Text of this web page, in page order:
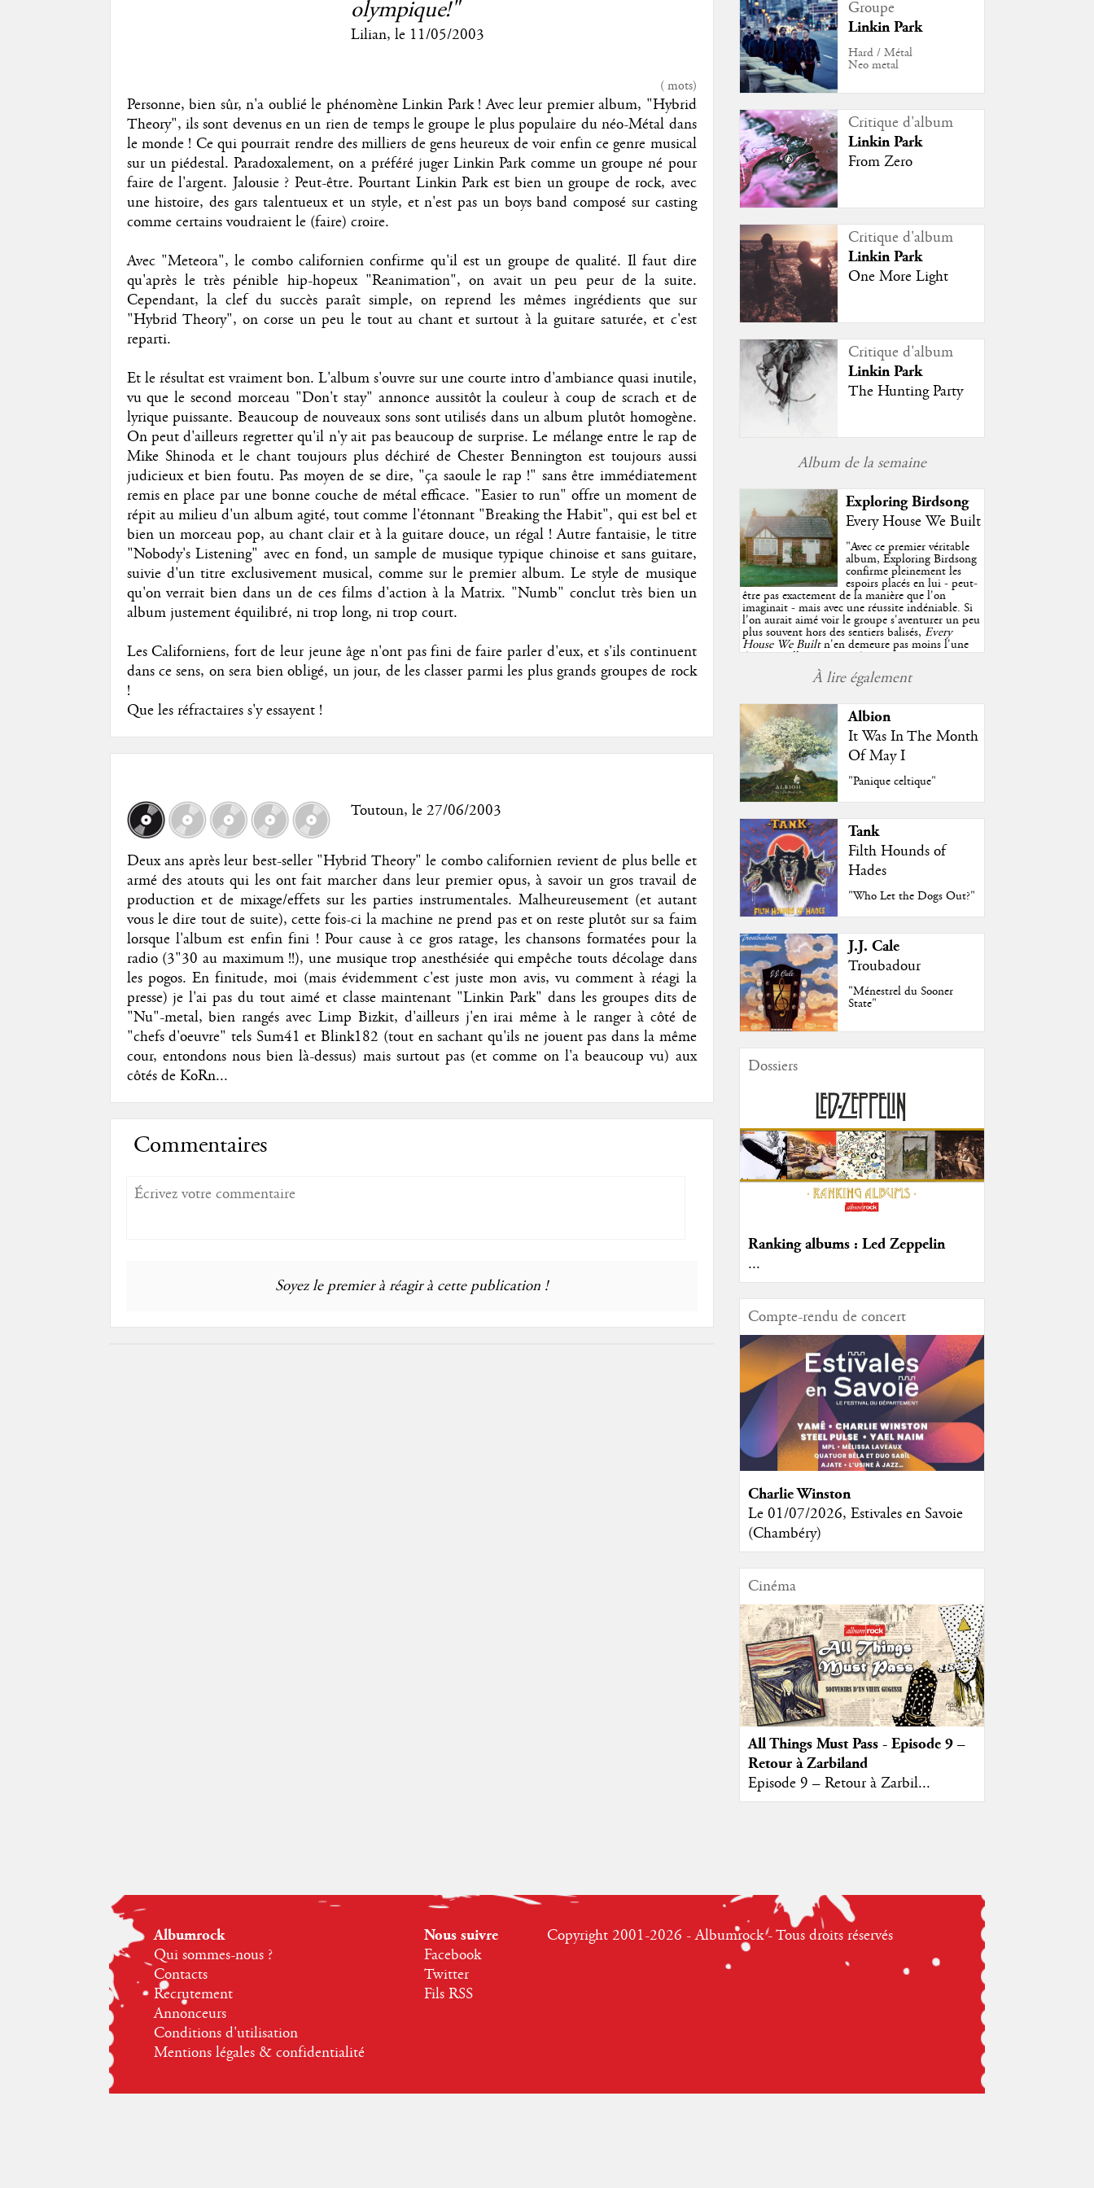
olympique!"
Lilian, le 11/05/2003
(mots)
Personne, bien sûr, n'a oublié le phénomène Linkin Park ! Avec leur premier album, "Hybrid
Theory", ils sont devenus en un rien de temps le groupe le plus populaire du néo-Métal dans
le monde ! Ce qui pourrait rendre des milliers de gens heureux de voir enfin ce genre musical
sur un piédestal. Paradoxalement, on a préféré juger Linkin Park comme un groupe né pour
faire de l'argent. Jalousie ? Peut-être. Pourtant Linkin Park est bien un groupe de rock, avec
une histoire, des gars talentueux et un style, et n'est pas un boys band composé sur casting
comme certains voudraient le (faire) croire.
Avec "Meteora", le combo californien confirme qu'il est un groupe de qualité. Il faut dire
qu'après le très pénible hip-hopeux "Reanimation", on avait un peu peur de la suite.
Cependant, la clef du succès paraît simple, on reprend les mêmes ingrédients que sur
"Hybrid Theory", on corse un peu le tout au chant et surtout à la guitare saturée, et c'est
reparti.
Et le résultat est vraiment bon. L'album s'ouvre sur une courte intro d'ambiance quasi inutile,
vu que le second morceau "Don't stay" annonce aussitôt la couleur à coup de scrach et de
lyrique puissante. Beaucoup de nouveaux sons sont utilisés dans un album plutôt homogène.
On peut d'ailleurs regretter qu'il n'y ait pas beaucoup de surprise. Le mélange entre le rap de
Mike Shinoda et le chant toujours plus déchiré de Chester Bennington est toujours aussi
judicieux et bien foutu. Pas moyen de se dire, "ça saoule le rap !" sans être immédiatement
remis en place par une bonne couche de métal efficace. "Easier to run" offre un moment de
répit au milieu d'un album agité, tout comme l'étonnant "Breaking the Habit", qui est bel et
bien un morceau pop, au chant clair et à la guitare douce, un régal ! Autre fantaisie, le titre
"Nobody's Listening" avec en fond, un sample de musique typique chinoise et sans guitare,
suivie d'un titre exclusivement musical, comme sur le premier album. Le style de musique
qu'on verrait bien dans un de ces films d'action à la Matrix. "Numb" conclut très bien un
album justement équilibré, ni trop long, ni trop court.
Les Californiens, fort de leur jeune âge n'ont pas fini de faire parler d'eux, et s'ils continuent
dans ce sens, on sera bien obligé, un jour, de les classer parmi les plus grands groupes de rock
!
Que les réfractaires s'y essayent !
Toutoun, le 27/06/2003
Deux ans après leur best-seller "Hybrid Theory" le combo californien revient de plus belle et
armé des atouts qui les ont fait marcher dans leur premier opus, à savoir un gros travail de
production et de mixage/effets sur les parties instrumentales. Malheureusement (et autant
vous le dire tout de suite), cette fois-ci la machine ne prend pas et on reste plutôt sur sa faim
lorsque l'album est enfin fini ! Pour cause à ce gros ratage, les chansons formatées pour la
radio (3"30 au maximum !!), une musique trop anesthésiée qui empêche touts décolage dans
les pogos. En finitude, moi (mais évidemment c'est juste mon avis, vu comment à réagi la
presse) je l'ai pas du tout aimé et classe maintenant "Linkin Park" dans les groupes dits de
"Nu"-metal, bien rangés avec Limp Bizkit, d'ailleurs j'en irai même à le ranger à côté de
"chefs d'oeuvre" tels Sum41 et Blink182 (tout en sachant qu'ils ne jouent pas dans la même
cour, entondons nous bien là-dessus) mais surtout pas (et comme on l'a beaucoup vu) aux
côtés de KoRn...
Commentaires
Soyez le premier à réagir à cette publication !
Groupe
Linkin Park
Hard / Métal
Neo metal
Critique d'album
Linkin Park
From Zero
Critique d'album
Linkin Park
One More Light
Critique d'album
Linkin Park
The Hunting Party
Album de la semaine
Exploring Birdsong
Every House We Built
"Avec ce premier véritable
album, Exploring Birdsong
confirme pleinement les
espoirs placés en lui - peut-
être pas exactement de la manière que l'on
imaginait - mais avec une réussite indéniable. Si
l'on aurait aimé voir le groupe s'aventurer un peu
plus souvent hors des sentiers balisés,Every
House We Builtn'en demeure pas moins l'une
des très belles surprises de cette année, porté par
plusieurs morceaux qui trouveront sans difficulté
une place de choix dans vos playlists estivales.
À lire également
Albion
It Was In The Month
Of May I
"Panique celtique"
Tank
Filth Hounds of
Hades
"Who Let the Dogs Out?"
J.J. Cale
Troubadour
"Ménestrel du Sooner
State"
Dossiers
Ranking albums : Led Zeppelin
...
Compte-rendu de concert
Charlie Winston
Le 01/07/2026, Estivales en Savoie
(Chambéry)
Cinéma
All Things Must Pass - Episode 9 –
Retour à Zarbiland
Episode 9 – Retour à Zarbil...
Albumrock
Qui sommes-nous ?
Contacts
Recrutement
Annonceurs
Conditions d'utilisation
Mentions légales & confidentialité
Nous suivre
Facebook
Twitter
Fils RSS
Copyright 2001-2026 - Albumrock - Tous droits réservés